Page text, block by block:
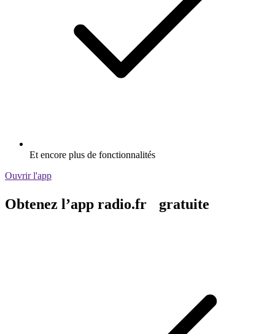
Et encore plus de fonctionnalités
Ouvrir l'app
Obtenez l’app radio.fr gratuite